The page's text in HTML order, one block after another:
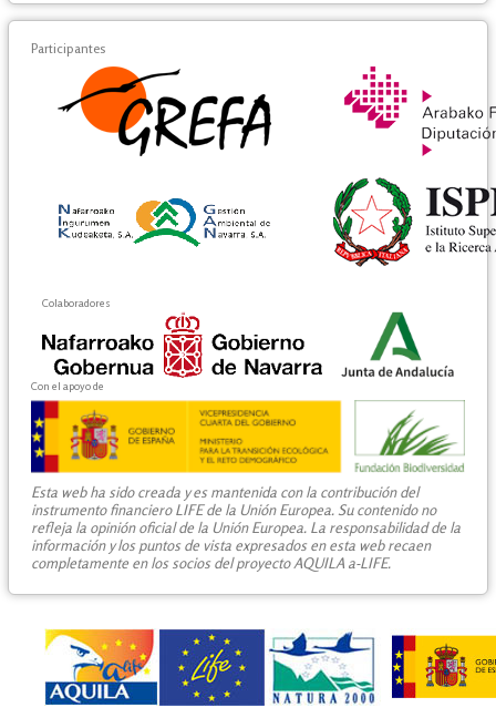
Participantes
Colaboradores
Con el apoyo de
Esta web ha sido creada y es mantenida con la contribución del
instrumento financiero LIFE de la Unión Europea. Su contenido no
refleja la opinión oficial de la Unión Europea. La responsabilidad de la
información y los puntos de vista expresados en esta web recaen
completamente en los socios del proyecto AQUILA a-LIFE.